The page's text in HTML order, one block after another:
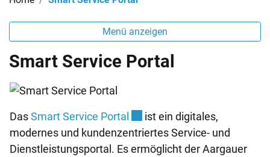
Menü anzeigen
Smart Service Portal
DasSmart Service Portal Externer Link wird in einem
ist ein digitales,
modernes und kundenzentriertes Service- und
Dienstleistungsportal. Es ermöglicht der Aargauer